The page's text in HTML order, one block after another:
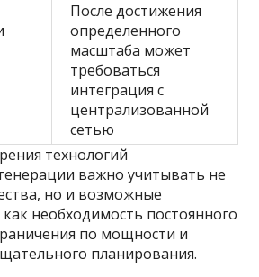
После достижения
определенного
масштаба может
требоваться
интеграция с
централизованной
сетью
технологий
важно учитывать не
но и возможные
необходимость постоянного
по мощности и
планирования.